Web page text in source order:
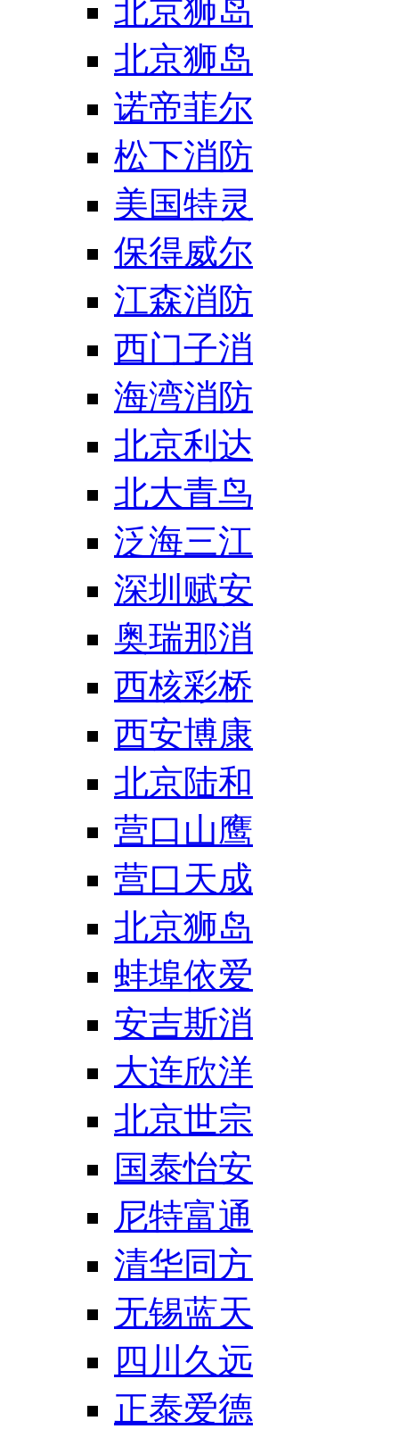
北京狮岛
北京狮岛
诺帝菲尔
松下消防
美国特灵
保得威尔
江森消防
西门子消
海湾消防
北京利达
北大青鸟
泛海三江
深圳赋安
奥瑞那消
西核彩桥
西安博康
北京陆和
营口山鹰
营口天成
北京狮岛
蚌埠依爱
安吉斯消
大连欣洋
北京世宗
国泰怡安
尼特富通
清华同方
无锡蓝天
四川久远
正泰爱德